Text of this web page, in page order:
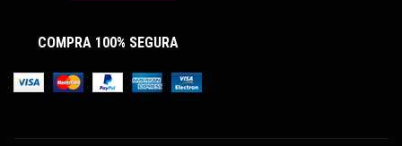
COMPRA 100% SEGURA